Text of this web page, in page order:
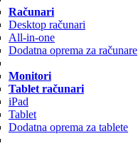
Računari
Desktop računari
All-in-one
Dodatna oprema za računare
Monitori
Tablet računari
iPad
Tablet
Dodatna oprema za tablete